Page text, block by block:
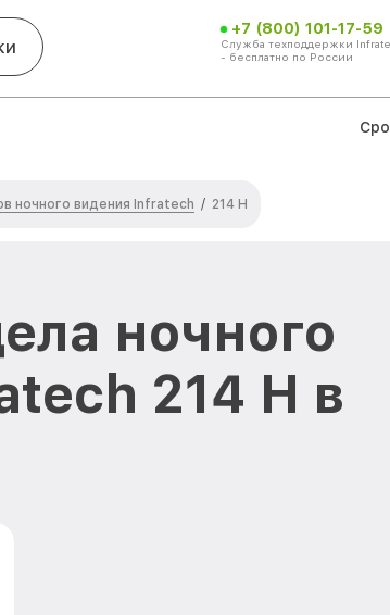
+7 (800) 101-17-59
Служба техподдержки
- бесплатно по России
ночного видения Infratech / 214 Н
ночного
214 Н в